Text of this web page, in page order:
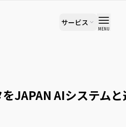
サービス
MENU
JAPAN AIシステム